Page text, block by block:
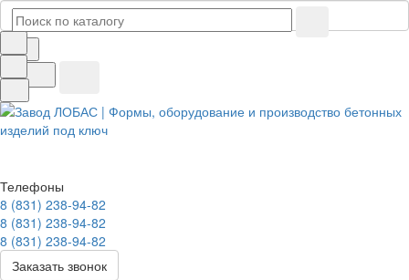
Телефоны
8 (831) 238-94-82
8 (831) 238-94-82
8 (831) 238-94-82
Заказать звонок